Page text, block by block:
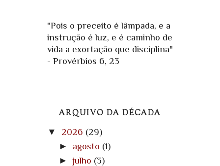
"Pois o preceito é lâmpada, e a
instrução é luz, e é caminho de
vida a exortação que disciplina"
- Provérbios 6, 23
ARQUIVO DA DÉCADA
▼ 2026 (29)
► agosto (1)
►julho (3)